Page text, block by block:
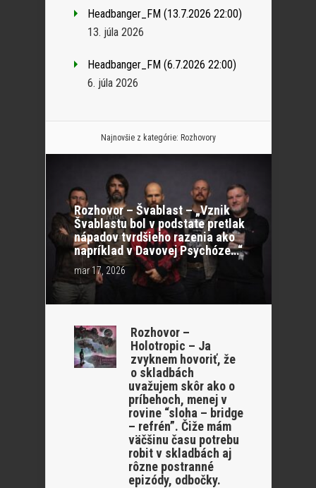
Headbanger_FM (13.7.2026 22:00)
13. júla 2026
Headbanger_FM (6.7.2026 22:00)
6. júla 2026
Najnovšie z kategórie: Rozhovory
Rozhovor – Švablast – „Vznik
Švablastu bol v podstate pretlak
nápadov tvrdšieho razenia ako
napríklad v Davovej Psychóze…“
mar 17, 2026
Rozhovor –
Holotropic – Ja
zvyknem hovoriť, že
o skladbách
uvažujem skôr ako o
príbehoch, menej v
rovine “sloha – bridge
– refrén”. Čiže mám
väčšinu času potrebu
robit v skladbách aj
rôzne postranné
epizódy, odbočky.